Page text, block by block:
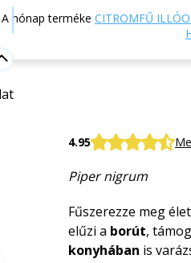
A hónap terméke CITROMFŰ
Esszenciális olajok
Fekete
100% tiszta és
4.95
Piper nigrum
Fűszerezze meg
elűzi a borút,
konyhában is